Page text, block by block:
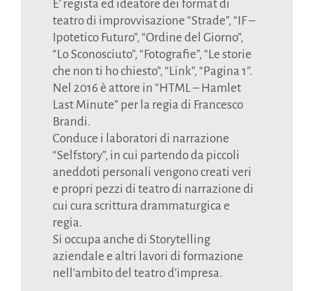
E’ regista ed ideatore dei format di
teatro di improvvisazione “Strade”, “IF –
Ipotetico Futuro”, “Ordine del Giorno”,
“Lo Sconosciuto”, “Fotografie”, “Le storie
che non ti ho chiesto”, “Link”, “Pagina 1”.
Nel 2016 è attore in “HTML – Hamlet
Last Minute” per la regia di Francesco
Brandi.
Conduce i laboratori di narrazione
“Selfstory”, in cui partendo da piccoli
aneddoti personali vengono creati veri
e propri pezzi di teatro di narrazione di
cui cura scrittura drammaturgica e
regia.
Si occupa anche di Storytelling
aziendale e altri lavori di formazione
nell’ambito del teatro d’impresa.